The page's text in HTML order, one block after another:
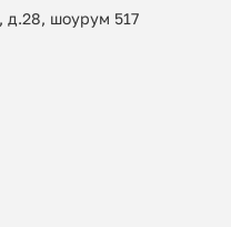
шоурум 517